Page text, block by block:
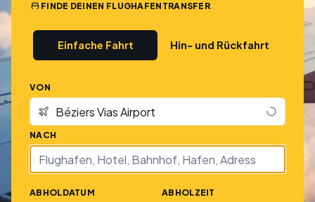
FINDE DEINEN FLUGHAFENTRANSFER
Einfache Fahrt Hin- und Rückfahrt
VON
NACH
ABHOLDATUM ABHOLZEIT